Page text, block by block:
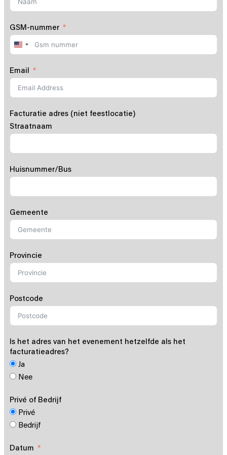
GSM-nummer
United
States
+1
Email
Facturatie adres (niet feestlocatie)
Straatnaam
Huisnummer/Bus
Gemeente
Provincie
Postcode
Is het adres van het evenement hetzelfde als het
facturatieadres?
Ja
Nee
Privé of Bedrijf
Privé
Bedrijf
Datum